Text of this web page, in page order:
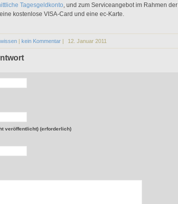
Tagesgeldkonto, und zum Serviceangebot im Rahmen der
kostenlose VISA-Card und eine ec-Karte.
| kein Kommentar | 12. Januar 2011
veröffentlicht) (erforderlich)